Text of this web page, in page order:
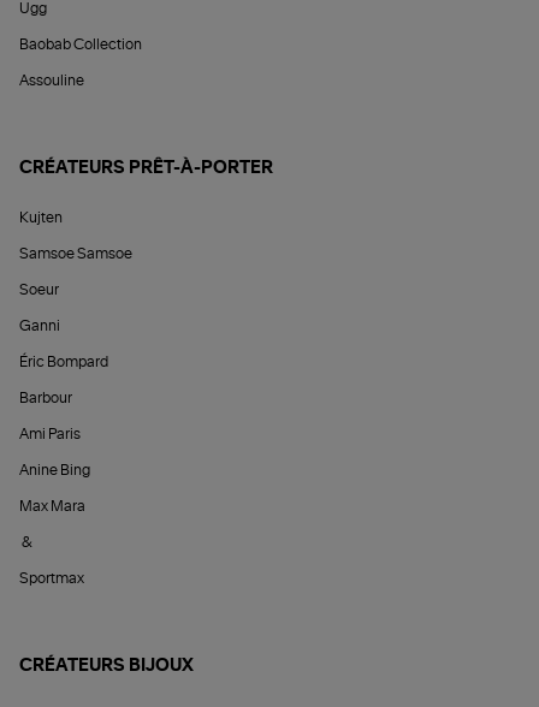
Ugg
Baobab Collection
Assouline
CRÉATEURS PRÊT-À-PORTER
Kujten
Samsoe Samsoe
Soeur
Ganni
Éric Bompard
Barbour
Ami Paris
Anine Bing
Max Mara
&
Sportmax
CRÉATEURS BIJOUX